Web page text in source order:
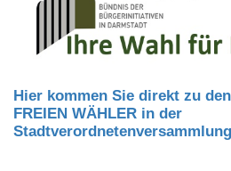
Hier kommen Sie direkt zu
FREIEN WÄHLER in der